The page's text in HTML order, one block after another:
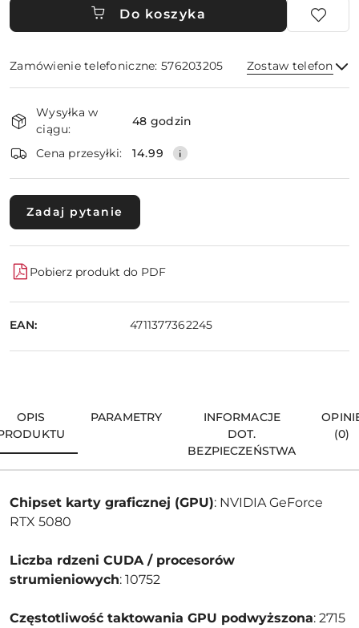
Do koszyka
Zamówienie telefoniczne: 576203205 Zostaw telefon
i
dostawa
Wysyłka w
ciągu:
48 godzin
Cena przesyłki: 14.99
Zadaj pytanie
Pobierz produkt do PDF
EAN: 4711377362245
OPIS
PARAMETRY
INFORMACJE
DOT.
BEZPIECZEŃSTWA
(0)
Chipset karty graficznej (GPU): NVIDIA GeForce
RTX 5080
Liczba rdzeni CUDA / procesorów
strumieniowych: 10752
Częstotliwość taktowania GPU podwyższona: 2715